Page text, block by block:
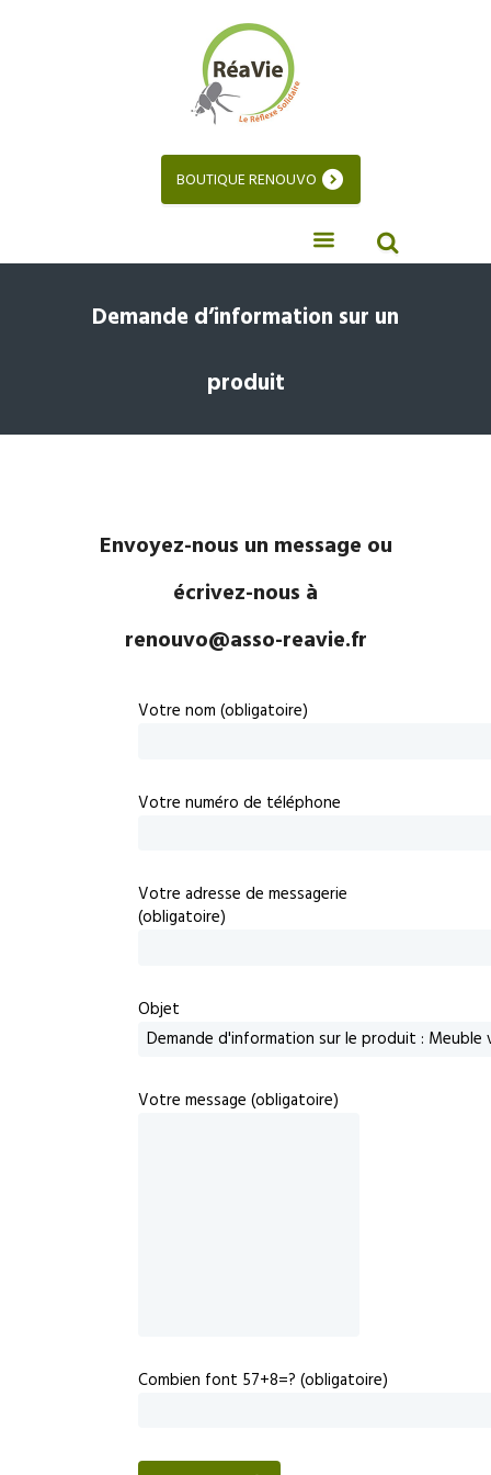
BOUTIQUE RENOUVO
Demande d’information sur un
produit
Envoyez-nous un message ou
écrivez-nous à
renouvo@asso-reavie.fr
Votre nom (obligatoire)
Votre numéro de téléphone
Votre adresse de messagerie
(obligatoire)
Objet
Votre message (obligatoire)
Combien font 57+8=? (obligatoire)